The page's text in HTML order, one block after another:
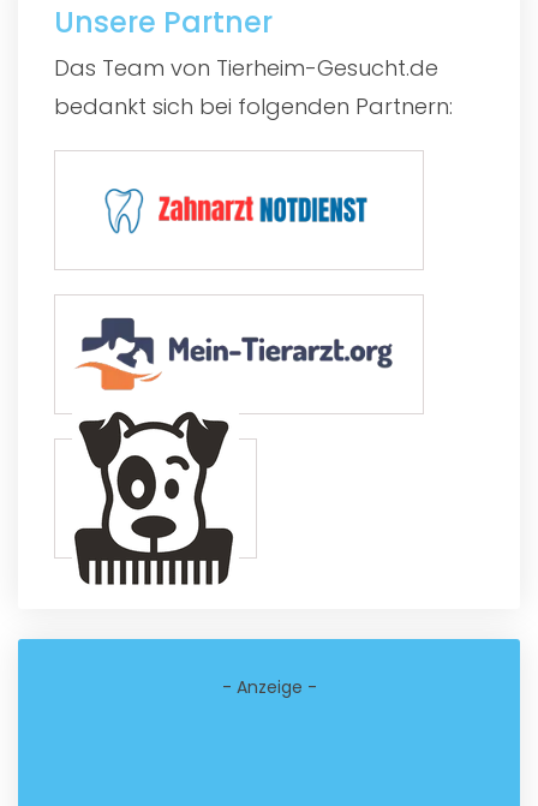
Unsere Partner
Das Team von Tierheim-Gesucht.de
bedankt sich bei folgenden Partnern:
- Anzeige -